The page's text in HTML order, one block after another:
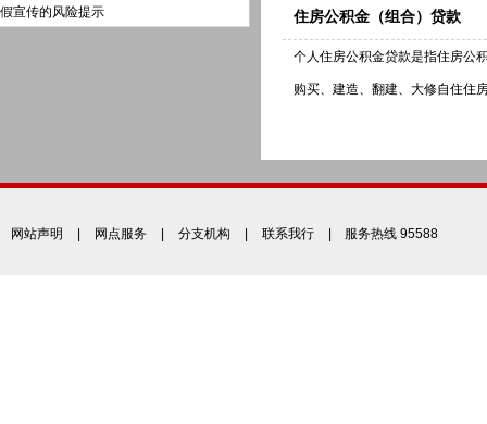
假宣传的风险提示
住房公积金（组合）贷款
个人住房公积金贷款是指住房公
购买、建造、翻建、大修自住住
网站声明 网点服务 分支机构 联系我行 | 服务热线 95588